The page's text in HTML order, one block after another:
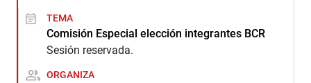
TEMA
Comisión Especial elección integrantes BCR
Sesión reservada.
ORGANIZA